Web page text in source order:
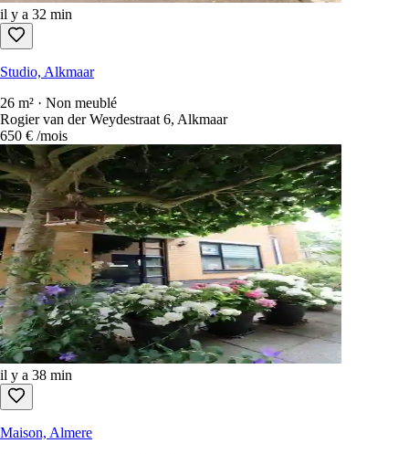
il y a 32 min
Studio, Alkmaar
26 m² · Non meublé
Rogier van der Weydestraat 6, Alkmaar
650 € /mois
il y a 38 min
Maison, Almere